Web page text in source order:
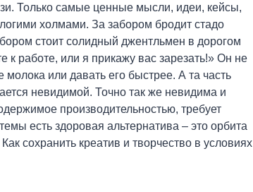
Только самые ценные мысли, идеи, кейсы,
холмами. За забором бродит стадо
стоит солидный джентльмен в дорогом
к работе, или я прикажу вас зарезать!» Он не
молока или давать его быстрее. А та часть
невидимой. Точно так же невидима и
производительностью, требует
есть здоровая альтернатива – это орбита
сохранить креатив и творчество в условиях